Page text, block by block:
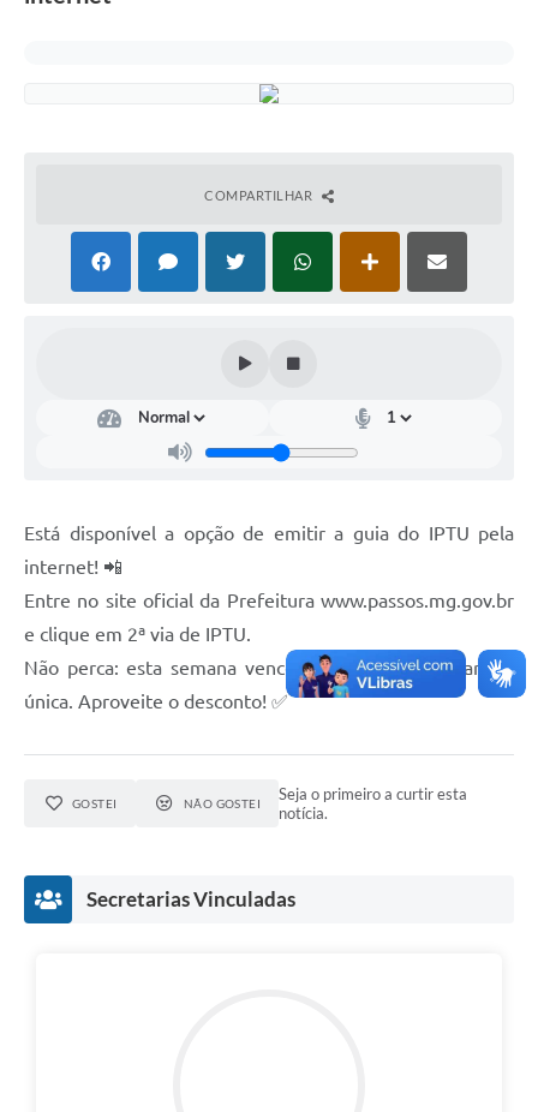
COMPARTILHAR
Está disponível a opção de emitir a guia do IPTU pela
internet! 📲
Entre no site oficial da Prefeitura www.passos.mg.gov.br
e clique em 2ª via de IPTU.
Não perca: esta semana vence a 1ª parcela e a parcela
única. Aproveite o desconto! ✅
GOSTEI NÃO GOSTEI
Seja o primeiro a curtir esta
notícia.
Secretarias Vinculadas